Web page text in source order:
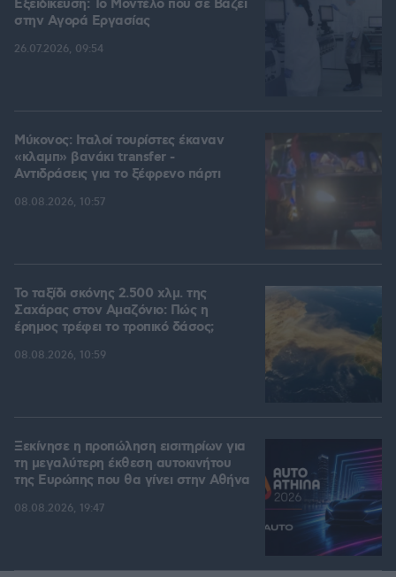
Εξειδίκευση: Το Mοντέλο που σε Bάζει
στην Aγορά Eργασίας
26.07.2026, 09:54
Μύκονος: Ιταλοί τουρίστες έκαναν
«κλαμπ» βανάκι transfer -
Αντιδράσεις για το ξέφρενο πάρτι
08.08.2026, 10:57
Το ταξίδι σκόνης 2.500 χλμ. της
Σαχάρας στον Αμαζόνιο: Πώς η
έρημος τρέφει το τροπικό δάσος;
08.08.2026, 10:59
Ξεκίνησε η προπώληση εισιτηρίων για
τη μεγαλύτερη έκθεση αυτοκινήτου
της Ευρώπης που θα γίνει στην Αθήνα
08.08.2026, 19:47